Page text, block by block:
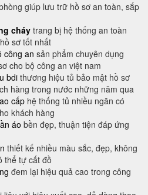
giúp lưu trữ hồ sơ an toàn, sắp
cháy trang bị hệ thống an toàn
sơ tốt nhất
công an sản phẩm chuyên dụng
cho bộ công an việt nam
bdi thương hiệu tủ bảo mật hồ sơ
hàng trong nước những năm qua
cấp hệ thống tủ nhiều ngăn có
khách hàng
áo bền đẹp, thuận tiện đáp ứng
thiết kế nhiều màu sắc, đẹp, không
thể tự cất đồ
đem lại hiệu quả cao trong công